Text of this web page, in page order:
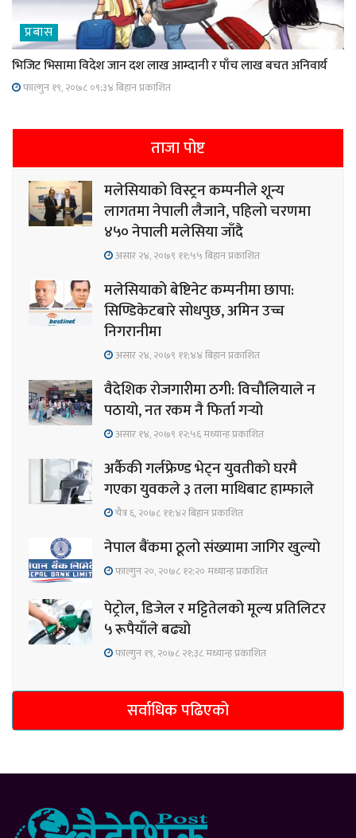
प्रबास
भिजिट भिसामा विदेश जान दश लाख आम्दानी र पाँच लाख बचत अनिवार्य
फाल्गुन १९, २०७८ ०९;३४ बिहान प्रकाशित
ताजा पोष्ट
मलेसियाको विस्ट्रन कम्पनीले शून्य
लागतमा नेपाली लैजाने, पहिलो चरणमा
४५० नेपाली मलेसिया जाँदै
असार २४, २०७९ ११;५५ बिहान प्रकाशित
मलेसियाको बेष्टिनेट कम्पनीमा छापा:
सिण्डिकेटबारे सोधपुछ, अमिन उच्च
निगरानीमा
असार २४, २०७९ ११;४४ बिहान प्रकाशित
वैदेशिक रोजगारीमा ठगी: विचौलियाले न
पठायो, नत रकम नै फिर्ता गर्‍यो
असार १४, २०७९ १२;५६ मध्यान्ह प्रकाशित
अर्कैकी गर्लफ्रेण्ड भेट्न युवतीको घरमै
गएका युवकले ३ तला माथिबाट हाम्फाले
चैत्र ६, २०७८ ११;४२ बिहान प्रकाशित
नेपाल बैंकमा ठूलो संख्यामा जागिर खुल्यो
फाल्गुन २०, २०७८ १२;२० मध्यान्ह प्रकाशित
पेट्रोल, डिजेल र मट्टितेलको मूल्य प्रतिलिटर
५ रूपैयाँले बढ्यो
फाल्गुन १९, २०७८ २१;३८ मध्यान्ह प्रकाशित
सर्वाधिक पढिएको